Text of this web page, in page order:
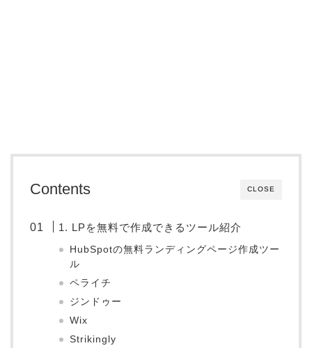
CLOSE
Contents
1. LPを無料で作成できるツール紹介
HubSpotの無料ランディングページ作成ツー
ル
ペライチ
ジンドゥー
Wix
Strikingly